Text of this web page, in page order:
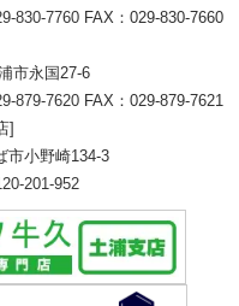
830-7760FAX：029-830-7660
市永国27-6
879-7620FAX：029-879-7621
]
市小野崎134-3
201-952